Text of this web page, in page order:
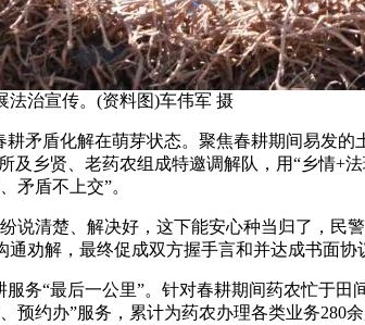
法治宣传。(资料图)车伟军 摄
盾化解在萌芽状态。聚焦春耕期间易发的
及乡贤、老药农组成特邀调解队，用“乡情
矛盾不上交”。
清楚、解决好，这下能安心种当归了，民
劝解，最终促成双方握手言和并达成书面协
“最后一公里”。针对春耕期间药农忙于田
预约办”服务，累计为药农办理各类业务